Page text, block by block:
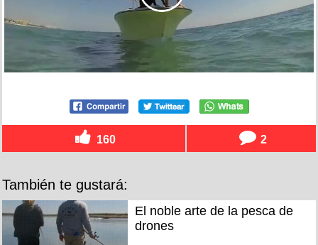
160 2
También te gustará:
El noble arte de la pesca de
drones